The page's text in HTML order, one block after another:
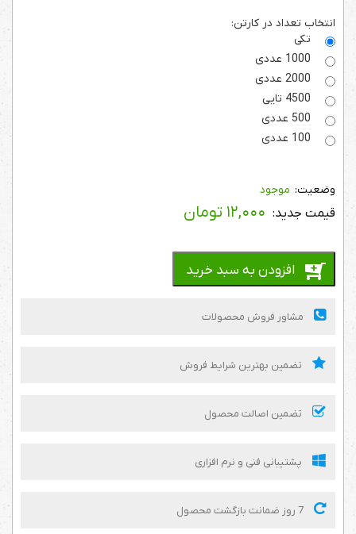
انتخاب تعداد در کارتن:
تکی
موجود
۱۲,۰۰۰ تومان
افزودن به سبد خرید
مشاور فروش محصولات
تضمین بهترین شرایط فروش
تضمین اصالت محصول
پشتیبانی فنی و نرم افزاری